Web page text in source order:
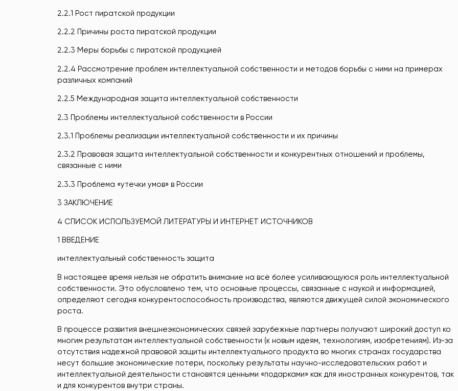
2.2.1 Рост пиратской продукции
2.2.2 Причины роста пиратской продукции
2.2.3 Меры борьбы с пиратской продукцией
2.2.4 Рассмотрение проблем интеллектуальной собственности и методов борьбы с ними на примерах
различных компаний
2.2.5 Международная защита интеллектуальной собственности
2.3 Проблемы интеллектуальной собственности в России
2.3.1 Проблемы реализации интеллектуальной собственности и их причины
2.3.2 Правовая защита интеллектуальной собственности и конкурентных отношений и проблемы,
связанные с ними
2.3.3 Проблема «утечки умов» в России
3 ЗАКЛЮЧЕНИЕ
4 СПИСОК ИСПОЛЬЗУЕМОЙ ЛИТЕРАТУРЫ И ИНТЕРНЕТ ИСТОЧНИКОВ
1 ВВЕДЕНИЕ
интеллектуальный собственность защита
В настоящее время нельзя не обратить внимание на всё более усиливающуюся роль интеллектуальной
собственности. Это обусловлено тем, что основные процессы, связанные с наукой и информацией,
определяют сегодня конкурентоспособность производства, являются движущей силой экономического
роста.
В процессе развития внешнеэкономических связей зарубежные партнеры получают широкий доступ ко
многим результатам интеллектуальной собственности (к новым идеям, технологиям, изобретениям). Из-за
отсутствия надежной правовой защиты интеллектуального продукта во многих странах государства
несут большие экономические потери, поскольку результаты научно-исследовательских работ и
интеллектуальной деятельности становятся ценными «подарками» как для иностранных конкурентов, так
и для конкурентов внутри страны.